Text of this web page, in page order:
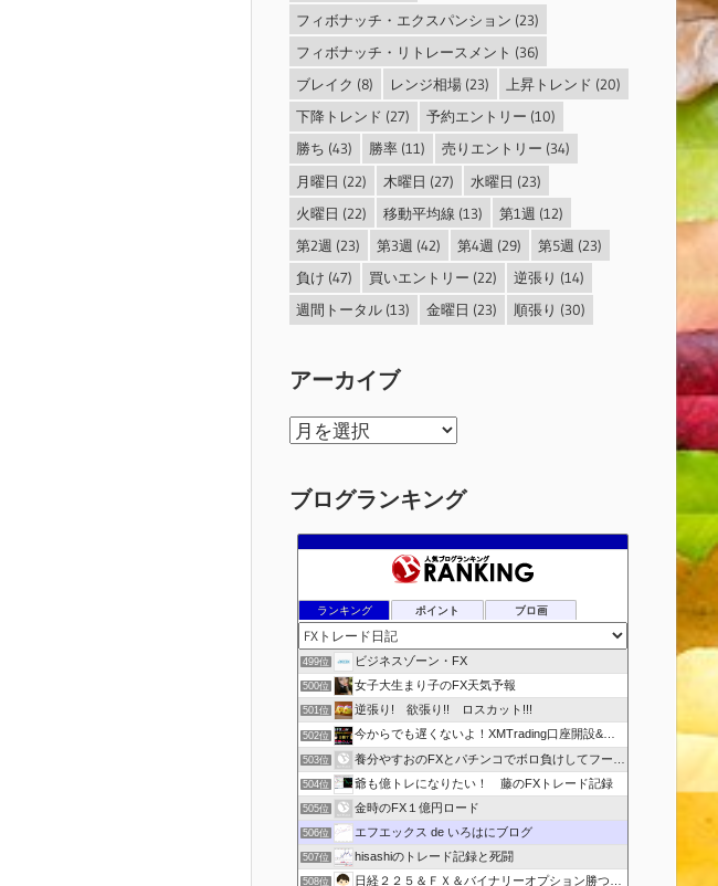
フィボナッチ・エクスパンション (23)
フィボナッチ・リトレースメント (36)
ブレイク (8) レンジ相場 (23) 上昇トレンド (20)
下降トレンド (27) 予約エントリー (10)
勝ち (43) 勝率 (11) 売りエントリー (34)
月曜日 (22) 木曜日 (27) 水曜日 (23)
火曜日 (22) 移動平均線 (13) 第1週 (12)
第2週 (23) 第3週 (42) 第4週 (29) 第5週 (23)
負け (47) 買いエントリー (22) 逆張り (14)
週間トータル (13) 金曜日 (23) 順張り (30)
アーカイブ
ア
カ
ブ
ブログランキング
ランキング ポイント ブロ画
499位 ビジネスゾーン・FX
500位 女子大生まり子のFX天気予報
501位 逆張り! 欲張り!! ロスカット!!!
502位 今からでも遅くないよ！XMTrading口座開設&攻略ブログ
503位 養分やすおのFXとパチンコでボロ負けしてフーゾクへ
504位 爺も億トレになりたい！ 藤のFXトレード記録
505位 金時のFX１億円ロード
506位 エフエックス de いろはにブログ
507位 hisashiのトレード記録と死闘
508位 日経２２５＆ＦＸ＆バイナリーオプション勝つための